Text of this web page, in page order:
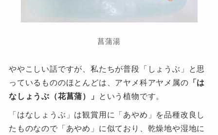
菖蒲湯
ややこしい話ですが、私たちが普段「しょうぶ」と思
っているもののほとんどは、アヤメ科アヤメ属の 「は
なしょうぶ（花菖蒲）」
という植物です。
「はなしょうぶ」は観賞用に「あやめ」を品種改良し
たものなので「あやめ」に似ており、乾燥地や湿地に